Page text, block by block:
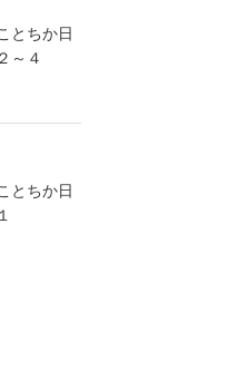
とちか日
～４
とちか日